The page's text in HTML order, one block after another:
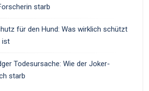
starb
für den Hund: Was wirklich schützt
ist
Todesursache: Wie der Joker-
starb